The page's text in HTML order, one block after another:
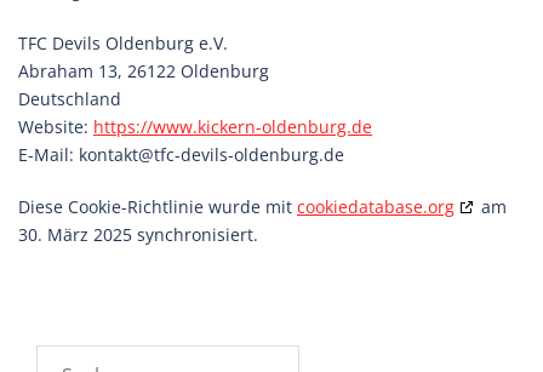
TFC Devils Oldenburg e.V.
Abraham 13, 26122 Oldenburg
Deutschland
Website: https://www.kickern-oldenburg.de
E-Mail: kontakt@tfc-devils-oldenburg.de
Diese Cookie-Richtlinie wurde mit cookiedatabase.org
am
30. März 2025 synchronisiert.